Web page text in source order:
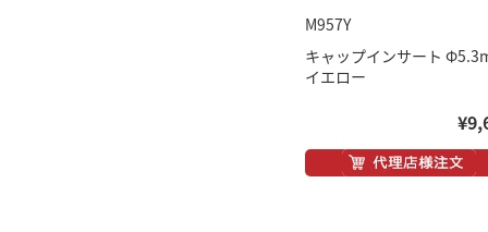
M957Y
キャップインサート
イエロー